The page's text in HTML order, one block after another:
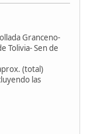
Granceno-
Tolivia- Sen de
(total)
las